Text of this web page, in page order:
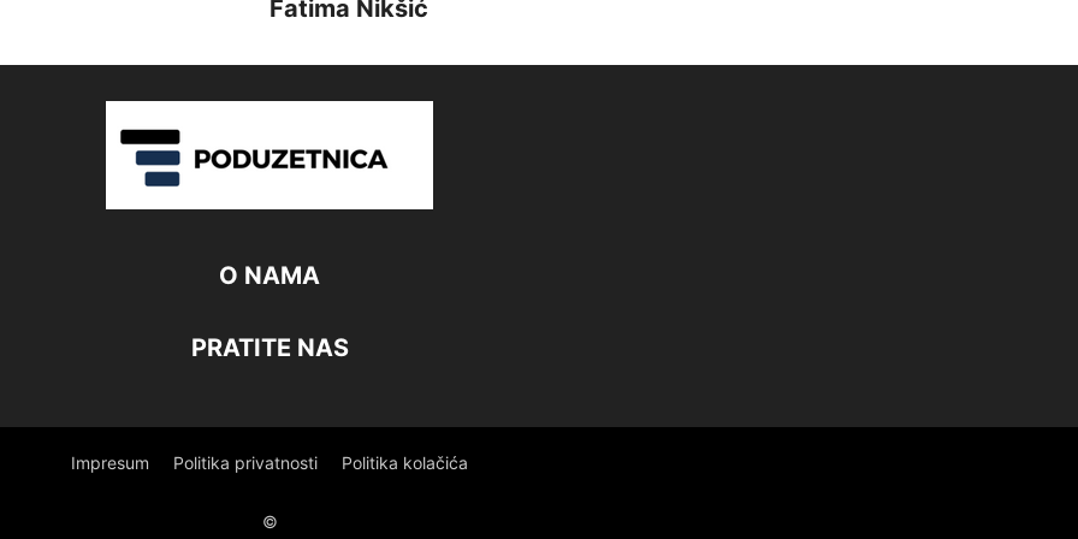
Fatima Nikšić
O NAMA
PRATITE NAS
Impresum Politika privatnosti Politika kolačića
©